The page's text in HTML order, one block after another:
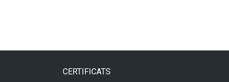
CERTIFICATS